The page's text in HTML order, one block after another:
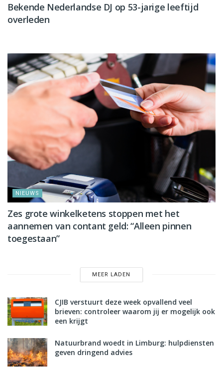
Bekende Nederlandse DJ op 53-jarige leeftijd
overleden
NIEUWS
Zes grote winkelketens stoppen met het
aannemen van contant geld: “Alleen pinnen
toegestaan”
MEER LADEN
CJIB verstuurt deze week opvallend veel
brieven: controleer waarom jij er mogelijk ook
een krijgt
Natuurbrand woedt in Limburg: hulpdiensten
geven dringend advies